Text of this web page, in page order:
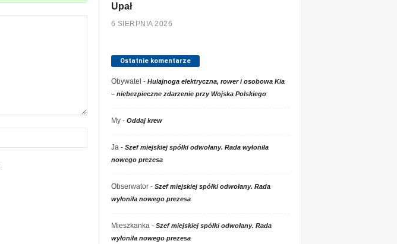
Upał
6 SIERPNIA 2026
Ostatnie komentarze
Obywatel - Hulajnoga elektryczna, rower i osobowa Kia
– niebezpieczne zdarzenie przy Wojska Polskiego
My- Oddaj krew
Ja- Szef miejskiej spółki odwołany. Rada wyłoniła
nowego prezesa
Obserwator- Szef miejskiej spółki odwołany. Rada
wyłoniła nowego prezesa
Mieszkanka- Szef miejskiej spółki odwołany. Rada
wyłoniła nowego prezesa